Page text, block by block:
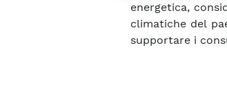
energetica,
climatiche del
supportare i